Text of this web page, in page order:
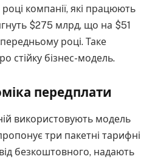
компанії, які працюють
$275 млрд, що на $51
році. Таке
стійку бізнес-модель.
передплати
використовують модель
три пакетні тарифні
від безкоштовного, надають